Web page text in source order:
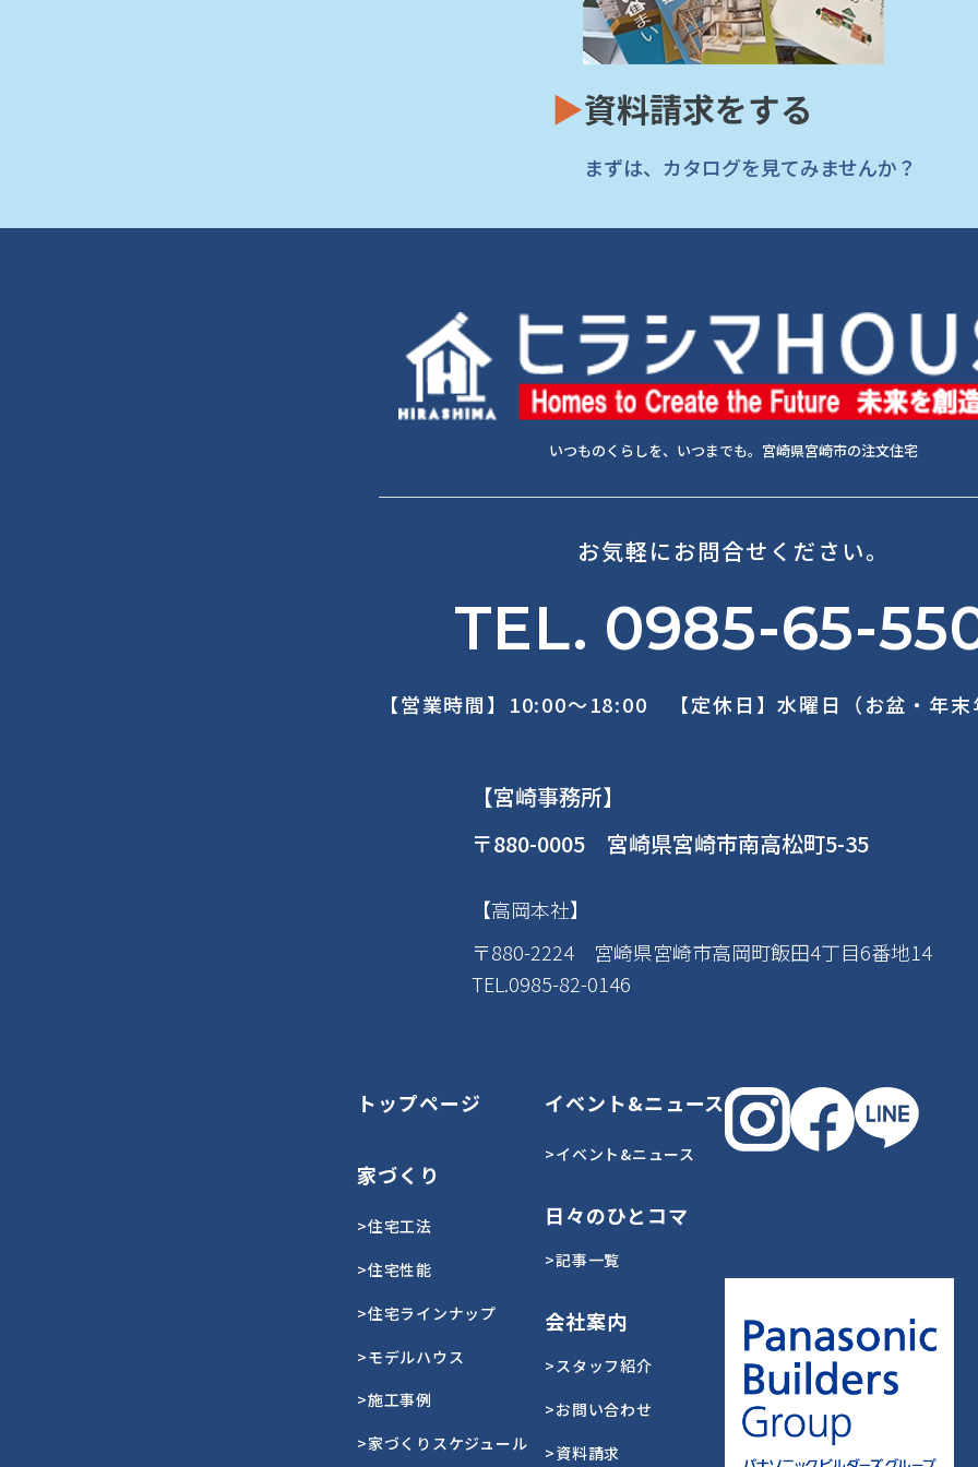
▶資料請求をする
まずは、カタログを見てみませんか？
いつものくらしを、いつまでも。宮崎県宮崎市の注文住宅
お気軽にお問合せください。
TEL. 0985-65-
【営業時間】10:00～18:00 【定休日】水曜日（お盆・年末
【宮崎事務所】
〒880-0005 宮崎県宮崎市南高松町5-35
【高岡本社】
〒880-2224 宮崎県宮崎市高岡町飯田4丁目6番地14
TEL.0985-82-0146
トップページ
家づくり
>住宅工法
>住宅性能
>住宅ラインナップ
>モデルハウス
>施工事例
>家づくりスケジュール
イベント&ニュース
>イベント&ニュース
日々のひとコマ
>記事一覧
会社案内
>スタッフ紹介
>お問い合わせ
>資料請求